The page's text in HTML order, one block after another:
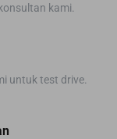
kami.
untuk test drive.